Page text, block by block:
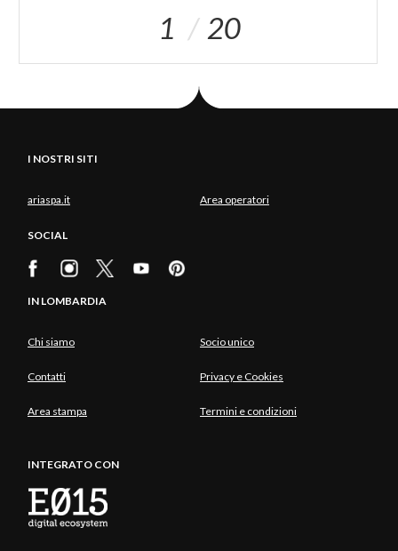
1 20
I NOSTRI SITI
ariaspa.it Area operatori
SOCIAL
IN LOMBARDIA
Chi siamo Socio unico
Contatti Privacy e Cookies
Area stampa Termini e condizioni
INTEGRATO CON